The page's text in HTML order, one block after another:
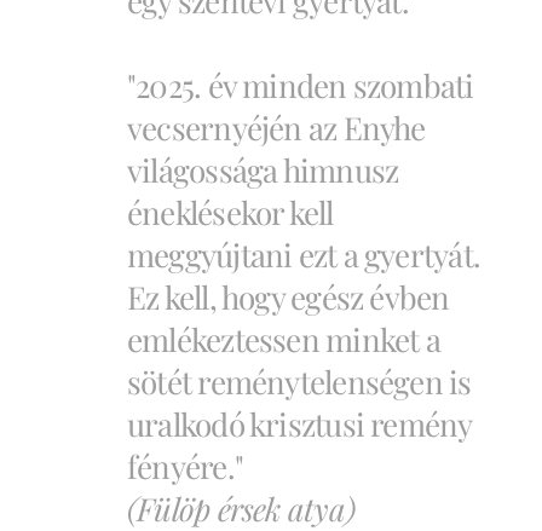
"2025. év minden szombati
vecsernyéjén az Enyhe
világossága himnusz
éneklésekor kell
meggyújtani ezt a gyertyát.
Ez kell, hogy egész évben
emlékeztessen minket a
sötét reménytelenségen is
uralkodó krisztusi remény
fényére."
(Fülöp érsek atya)